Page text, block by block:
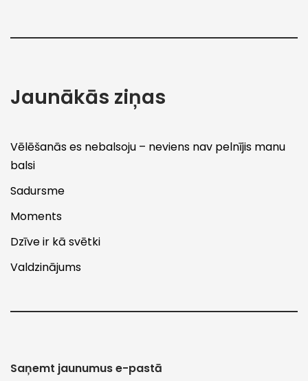
Jaunākās ziņas
Vēlēšanās es nebalsoju – neviens nav pelnījis manu
balsi
Sadursme
Moments
Dzīve ir kā svētki
Valdzinājums
Saņemt jaunumus e-pastā